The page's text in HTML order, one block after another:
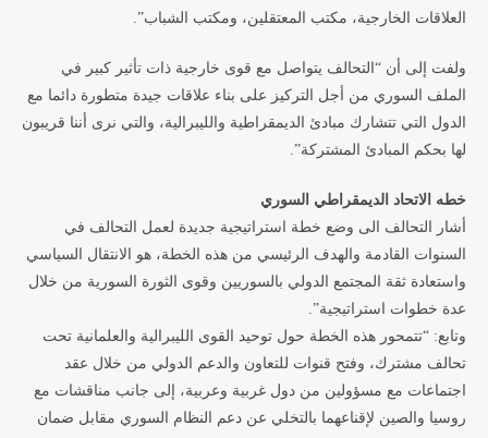
العلاقات الخارجية، مكتب المعتقلين، ومكتب الشباب”.
ولفت إلى أن “التحالف يتواصل مع قوى خارجية ذات تأثير كبير في
الملف السوري من أجل التركيز على بناء علاقات جيدة متطورة دائما مع
الدول التي تتشارك مبادئ الديمقراطية والليبرالية، والتي نرى أننا قريبون
لها بحكم المبادئ المشتركة”.
خطه الاتحاد الديمقراطي السوري
أشار التحالف الى وضع خطة استراتيجية جديدة لعمل التحالف في
السنوات القادمة والهدف الرئيسي من هذه الخطة، هو الانتقال السياسي
واستعادة ثقة المجتمع الدولي بالسوريين وقوى الثورة السورية من خلال
عدة خطوات استراتيجية”.
وتابع: “تتمحور هذه الخطة حول توحيد القوى الليبرالية والعلمانية تحت
تحالف مشترك، وفتح قنوات للتعاون والدعم الدولي من خلال عقد
اجتماعات مع مسؤولين من دول غربية وعربية، إلى جانب مناقشات مع
روسيا والصين لإقناعهما بالتخلي عن دعم النظام السوري مقابل ضمان